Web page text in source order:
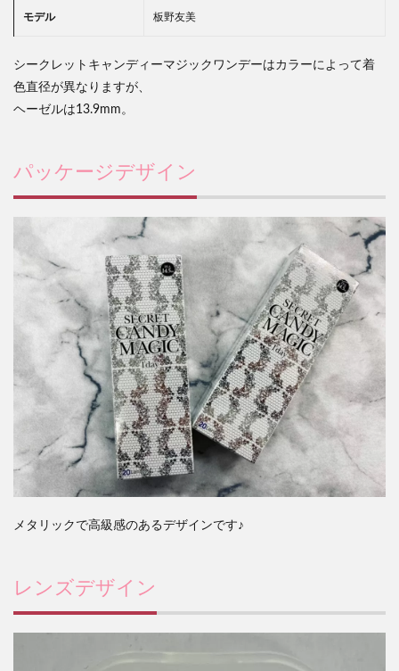
モデル 板野友美
シークレットキャンディーマジックワンデーはカラーによって着
色直径が異なりますが、
ヘーゼルは13.9mm。
パッケージデザイン
メタリックで高級感のあるデザインです♪
レンズデザイン